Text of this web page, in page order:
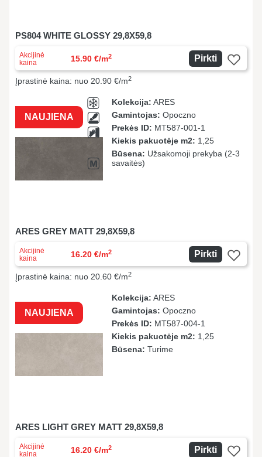
PS804 WHITE GLOSSY 29,8X59,8
Akcijinė
kaina
15.90 €/m2 Pirkti
Įprastinė kaina: nuo 20.90 €/m2
NAUJIENA
Kolekcija: ARES
Gamintojas: Opoczno
Prekės ID: MT587-001-1
Kiekis pakuotėje m2: 1,25
Būsena: Užsakomoji prekyba (2-3
savaitės)
ARES GREY MATT 29,8X59,8
Akcijinė
kaina
16.20 €/m2 Pirkti
Įprastinė kaina: nuo 20.60 €/m2
NAUJIENA
Kolekcija: ARES
Gamintojas: Opoczno
Prekės ID: MT587-004-1
Kiekis pakuotėje m2: 1,25
Būsena: Turime
ARES LIGHT GREY MATT 29,8X59,8
Akcijinė
kaina
16.20 €/m2 Pirkti